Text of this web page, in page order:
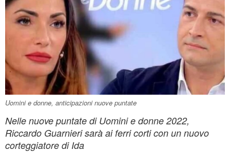
Uomini e donne, anticipazioni nuove puntate
Nelle nuove puntate di Uomini e donne 2022,
Riccardo Guarnieri sarà ai ferri corti con un nuovo
corteggiatore di Ida